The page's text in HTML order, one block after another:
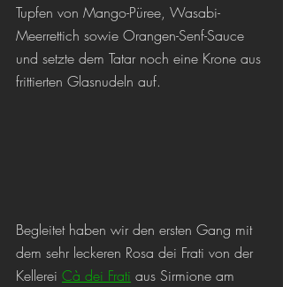
Tupfen von Mango-Püree, Wasabi-
Meerrettich sowie Orangen-Senf-Sauce
und setzte dem Tatar noch eine Krone aus
frittierten Glasnudeln auf.
Begleitet haben wir den ersten Gang mit
dem sehr leckeren Rosa dei Frati von der
Kellerei Cà dei Frati aus Sirmione am